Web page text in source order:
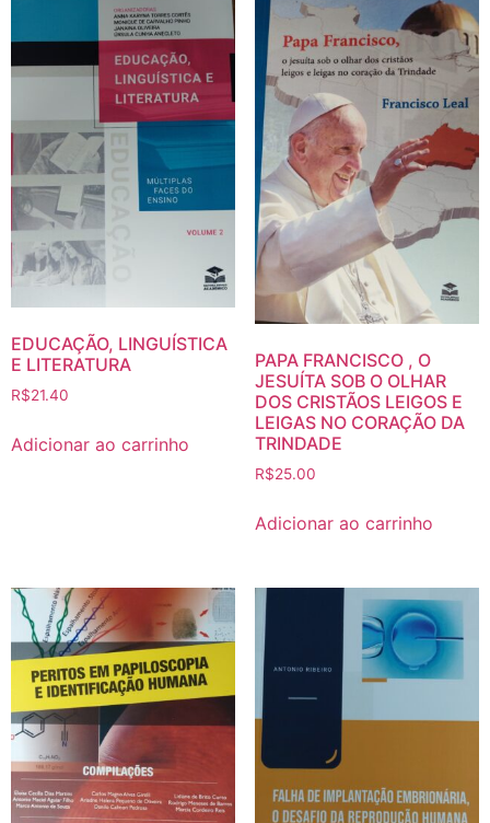
EDUCAÇÃO, LINGUÍSTICA
E LITERATURA
R$21.40
Adicionar ao carrinho
PAPA FRANCISCO , O
JESUÍTA SOB O OLHAR
DOS CRISTÃOS LEIGOS E
LEIGAS NO CORAÇÃO DA
TRINDADE
R$25.00
Adicionar ao carrinho